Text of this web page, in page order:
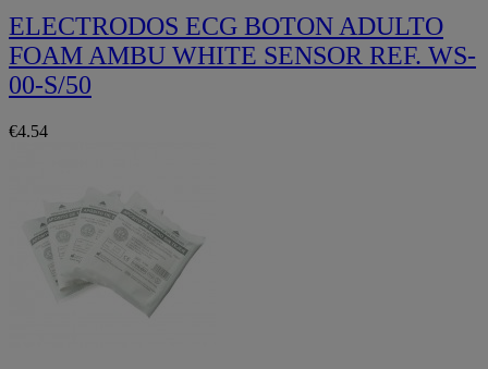
ELECTRODOS ECG BOTON ADULTO
FOAM AMBU WHITE SENSOR REF. WS-
00-S/50
€4.54